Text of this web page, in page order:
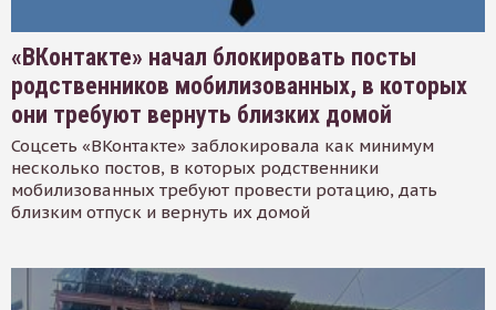
«ВКонтакте» начал блокировать посты
родственников мобилизованных, в которых
они требуют вернуть близких домой
Соцсеть «ВКонтакте» заблокировала как минимум
несколько постов, в которых родственники
мобилизованных требуют провести ротацию, дать
близким отпуск и вернуть их домой